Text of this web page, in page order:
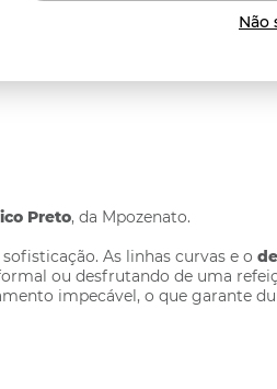
Não
Preto, da Mpozenato.
As linhas curvas e o
ou desfrutando de uma
impecável, o que garante